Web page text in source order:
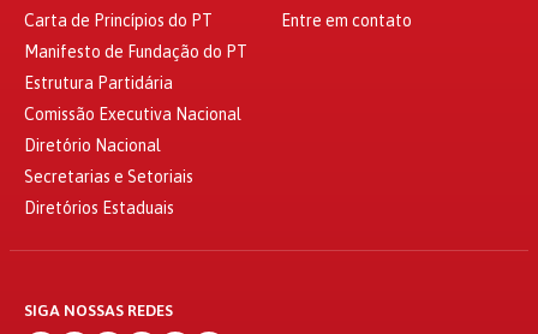
Carta de Princípios do PT
Manifesto de Fundação do PT
Estrutura Partidária
Comissão Executiva Nacional
Diretório Nacional
Secretarias e Setoriais
Diretórios Estaduais
Entre em contato
SIGA NOSSAS REDES